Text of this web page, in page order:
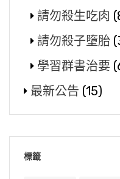
請勿殺生吃肉
請勿殺子墮胎
學習群書治要
最新公告 (15)
標籤